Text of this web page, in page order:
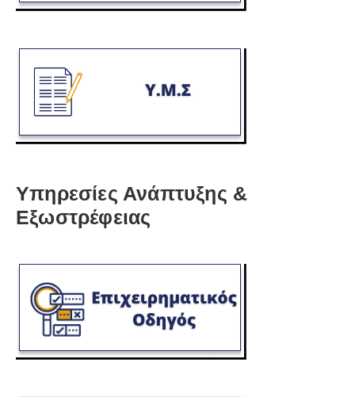
Υπηρεσίες Ανάπτυξης &
Εξωστρέφειας